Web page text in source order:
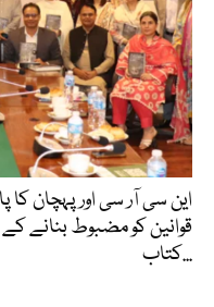
این سی آر سی اور پہچان
قوانین کو مضبوط بنانے
کتاب...